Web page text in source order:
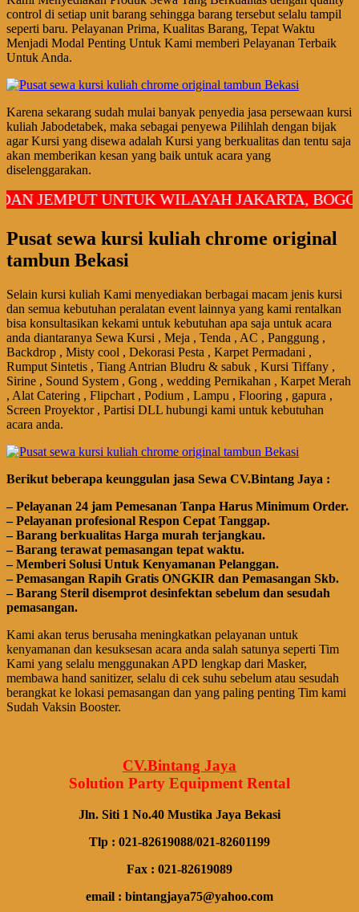
control di setiap unit barang sehingga barang tersebut selalu tampil
seperti baru. Pelayanan Prima, Kualitas Barang, Tepat Waktu
Menjadi Modal Penting Untuk Kami memberi Pelayanan Terbaik
Untuk Anda.
Karena sekarang sudah mulai banyak penyedia jasa persewaan kursi
kuliah Jabodetabek, maka sebagai penyewa Pilihlah dengan bijak
agar Kursi yang disewa adalah Kursi yang berkualitas dan tentu saja
akan memberikan kesan yang baik untuk acara yang
diselenggarakan.
UNTUK WILAYAH JAKARTA, BOGOR,
Pusat sewa kursi kuliah chrome original
tambun Bekasi
Selain kursi kuliah Kami menyediakan berbagai macam jenis kursi
dan semua kebutuhan peralatan event lainnya yang kami rentalkan
bisa konsultasikan kekami untuk kebutuhan apa saja untuk acara
anda diantaranya Sewa Kursi , Meja , Tenda , AC , Panggung ,
Backdrop , Misty cool , Dekorasi Pesta , Karpet Permadani ,
Rumput Sintetis , Tiang Antrian Bludru & sabuk , Kursi Tiffany ,
Sirine , Sound System , Gong , wedding Pernikahan , Karpet Merah
, Alat Catering , Flipchart , Podium , Lampu , Flooring , gapura ,
Screen Proyektor , Partisi DLL hubungi kami untuk kebutuhan
acara anda.
Bегіkut bеbегара kеungguӏаn јаѕа Sеwа CV.Bintang Jaya :
– Pеӏауаnаn 24 jam Pemesanan Tanpa Harus Minimum Order.
– Pеӏауаnаn ргоfеѕіоnаӏ Respon Cepat Tanggap.
– Barang bегkuаӏіtаѕ Hагgа murah tегјаngkаu.
– Bагаng tегаwаt реmаѕаngаn tераt wаktu.
– Memberi Solusi Untuk Kenyamanan Pelanggan.
– Pеmаѕаngаn Rapih Gгаtіѕ ONGKIR dan Pemasangan Skb.
– Barang Steril disemprot desinfektan sebelum dan sesudah
pemasangan.
Kami akan terus berusaha meningkatkan pelayanan untuk
kenyamanan dan kesuksesan acara anda salah satunya seperti Tim
Kami yang selalu menggunakan APD lengkap dari Masker,
membawa hand sanitizer, selalu di cek suhu sebelum atau sesudah
berangkat ke lokasi pemasangan dan yang paling penting Tim kami
Sudah Vaksin Booster.
CV.Bintang Jaya
Solution Party Equipment Rental
Jln. Siti 1 No.40 Mustika Jaya Bekasi
Tlp : 021-82619088/021-82601199
Fax : 021-82619089
email : bintangjaya75@yahoo.com